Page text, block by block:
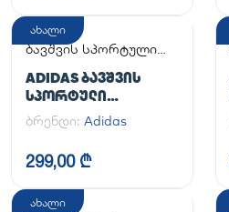
ახალი
ბავშვის სპორტული
ADIDAS ᲑᲐᲕᲨᲕᲘᲡ
ᲡᲞᲝᲠᲢᲣᲚᲘ
ᲤᲔᲮᲡᲐᲪᲛᲔᲚᲘ
SUPERSTAR II CF C
ბრენდი: Adidas
299,00 ₾
ახალი